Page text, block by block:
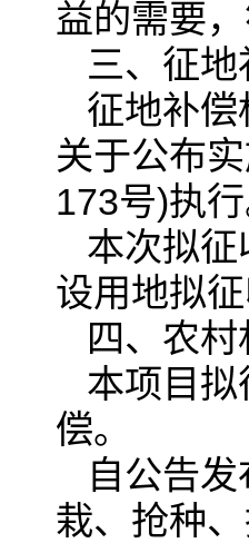
益的需要
三、征
征地补
关于公布
173号)执行
本次拟
设用地拟
四、农
本项目
偿。
自公告
栽、抢种